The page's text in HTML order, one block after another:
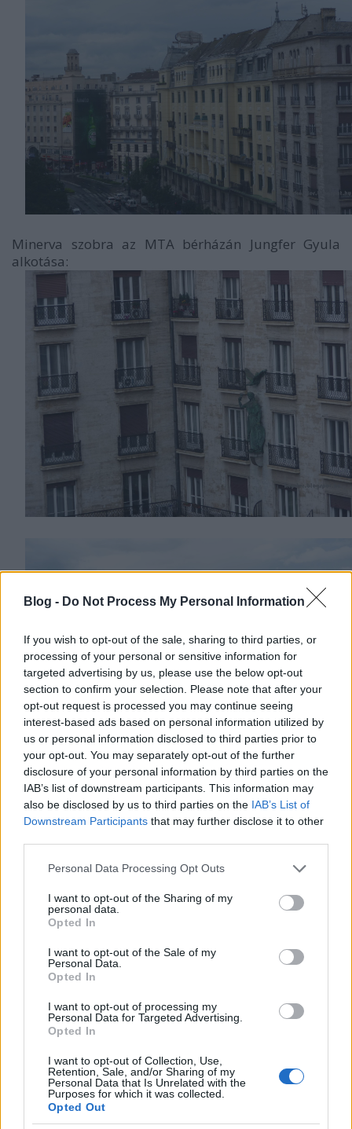
Blog - Do Not Process My Personal Information
If you wish to opt-out of the sale, sharing to third parties, or
processing of your personal or sensitive information for
targeted advertising by us, please use the below opt-out
section to confirm your selection. Please note that after your
opt-out request is processed you may continue seeing
interest-based ads based on personal information utilized by
us or personal information disclosed to third parties prior to
your opt-out. You may separately opt-out of the further
disclosure of your personal information by third parties on the
IAB’s list of downstream participants. This information may
also be disclosed by us to third parties on the IAB’s List of
Downstream Participants that may further disclose it to other
Please note that this website/app uses one or more Google
not limited to your visit or usage behaviour. You may click to
grant or deny consent to Google and its third-party tags to
use your data for below specified purposes in below Google
consent section.
Personal Data Processing Opt Outs
I want to opt-out of the Sharing of my
personal data.
Opted In
I want to opt-out of the Sale of my
Personal Data.
Opted In
I want to opt-out of processing my
Personal Data for Targeted Advertising.
Opted In
I want to opt-out of Collection, Use,
Retention, Sale, and/or Sharing of my
Personal Data that Is Unrelated with the
Purposes for which it was collected.
Opted Out
Minerva szobra az MTA bérházán Jungfer Gyula
alkotása:
Az erkélyen jobbra fordulva a Rákóczi út kanyarog:
A tetődísszel ellátott épület (bal oldalt) közepén
lehet átmenni a Dohány utcára. A Rákóczi úton, a
buszmegállóban meg lehet csodálni a ház Schlick